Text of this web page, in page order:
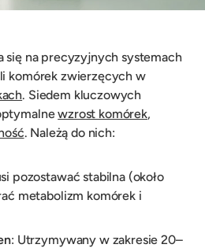
się na precyzyjnych systemach
komórek zwierzęcych w
. Siedem kluczowych
wzrost komórek,
. Należą do nich:
pozostawać stabilna (około
metabolizm komórek i
: Utrzymywany w zakresie 20–